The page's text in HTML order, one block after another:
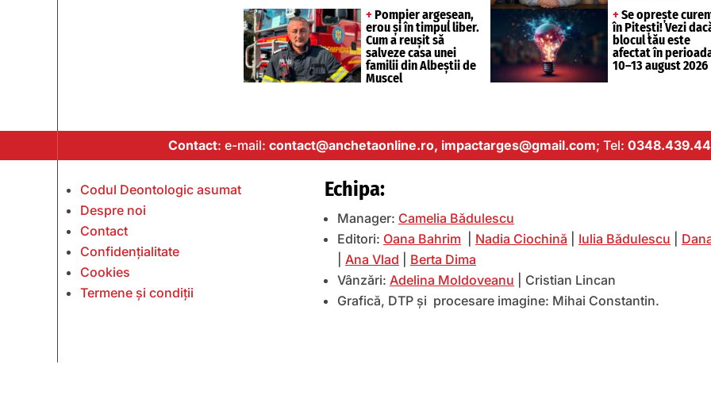
+ Pompier argeșean,
erou și în timpul liber.
Cum a reușit să
salveze casa unei
familii din Albeștii de
Muscel
+ Se oprește
în Pitești! Vezi
blocul tău este
afectat în
10–13 august 2026
Contact: e-mail: contact@anchetaonline.ro, impactarges@gmail.com; Tel:
Codul Deontologic asumat
Despre noi
Contact
Confidențialitate
Cookies
Termene și condiții
Echipa:
Manager: Camelia Bădulescu
Editori: Oana Bahrim Nadia Ciochină Iulia Bădulescu
Ana Vlad
Berta Dima
Vânzări: Adelina Moldoveanu | Cristian Lincan
Grafică, DTP și procesare imagine: Mihai Constantin.